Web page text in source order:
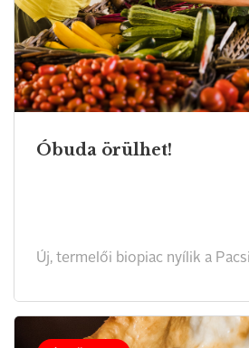
Óbuda örülhet!
Új, termelői biopiac nyílik a